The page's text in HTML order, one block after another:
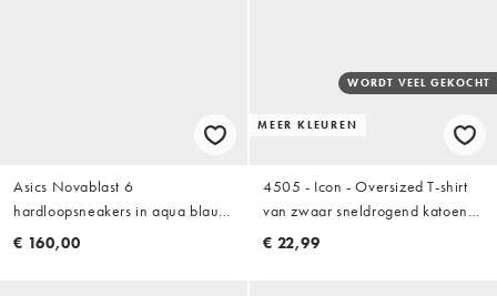
Asics Novablast 6
hardloopsneakers in aqua blauw
en wit
€ 160,00
MEER KLEUREN
WORDT VEEL GEKOCHT
4505 - Icon - Oversized T-shirt
van zwaar sneldrogend katoen
in zwart met wassing
€ 22,99